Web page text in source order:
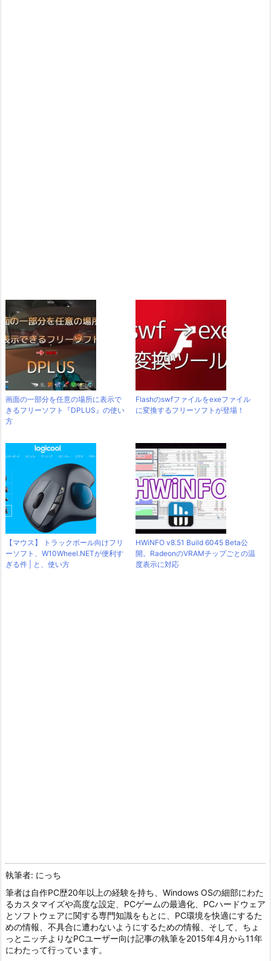
画面の一部分を任意の場所に表示で
きるフリーソフト『DPLUS』の使い
方
Flashのswfファイルをexeファイル
に変換するフリーソフトが登場！
【マウス】 トラックボール向けフリ
ーソフト、W10Wheel.NETが便利す
ぎる件 | と、使い方
HWiNFO v8.51 Build 6045 Beta公
開。RadeonのVRAMチップごとの温
度表示に対応
執筆者: にっち
筆者は自作PC歴20年以上の経験を持ち、Windows OSの細部にわた
るカスタマイズや高度な設定、PCゲームの最適化、PCハードウェア
とソフトウェアに関する専門知識をもとに、PC環境を快適にするた
めの情報、不具合に遭わないようにするための情報、そして、ちょ
っとニッチよりなPCユーザー向け記事の執筆を2015年4月から11年
にわたって行っています。